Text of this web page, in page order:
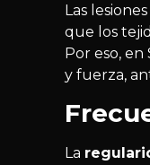
Las
que los
Por eso, en
y fuerza,
La